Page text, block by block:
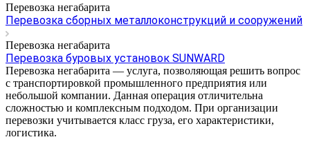
Перевозка негабарита
Перевозка сборных металлоконструкций и сооружений
Перевозка негабарита
Перевозка буровых установок SUNWARD
Перевозка негабарита — услуга, позволяющая решить вопрос
с транспортировкой промышленного предприятия или
небольшой компании. Данная операция отличительна
сложностью и комплексным подходом. При организации
перевозки учитывается класс груза, его характеристики,
логистика.